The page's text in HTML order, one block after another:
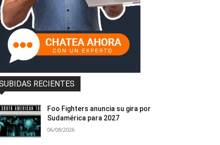
RECIENTES
Foo Fighters anuncia su gira por
Sudamérica para 2027
06/08/2026